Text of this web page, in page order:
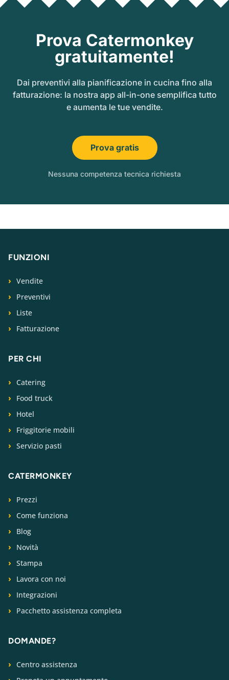
Prova Catermonkey
gratuitamente!
Dai preventivi alla pianificazione in cucina fino alla
fatturazione: la nostra app all-in-one semplifica tutto
e aumenta le tue vendite.
Prova gratis
Nessuna competenza tecnica richiesta
FUNZIONI
Vendite
Preventivi
Liste
Fatturazione
PER CHI
Catering
Food truck
Hotel
Friggitorie mobili
Servizio pasti
CATERMONKEY
Prezzi
Come funziona
Blog
Novità
Stampa
Lavora con noi
Integrazioni
Pacchetto assistenza completa
DOMANDE?
Centro assistenza